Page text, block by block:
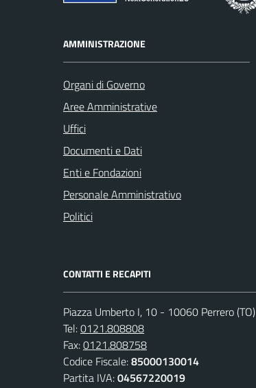
AMMINISTRAZIONE
Organi di Governo
Aree Amministrative
Uffici
Documenti e Dati
Enti e Fondazioni
Personale Amministrativo
Politici
CONTATTI E RECAPITI
Piazza Umberto I, 10 - 10060 Perrero (TO)
Tel:0121.808808
Fax:0121.808758
Codice Fiscale:85000130014
Partita IVA:04567220019